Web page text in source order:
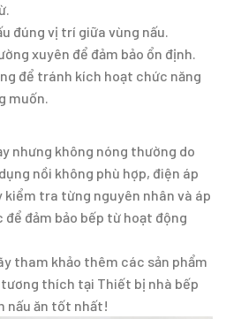
đúng vị trí giữa vùng nấu.
xuyên để đảm bảo ổn định.
để tránh kích hoạt chức năng
muốn.
nhưng không nóng thường do
nồi không phù hợp, điện áp
kiểm tra từng nguyên nhân và áp
đảm bảo bếp từ hoạt động
tham khảo thêm các sản phẩm
thích tại Thiết bị nhà bếp
nấu ăn tốt nhất!